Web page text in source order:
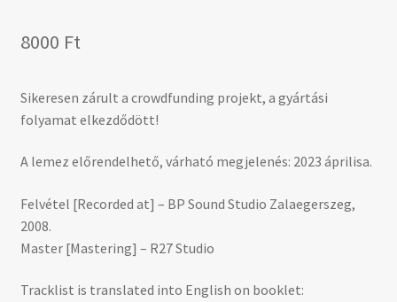
8000 Ft
Sikeresen zárult a crowdfunding projekt, a gyártási
folyamat elkezdődött!
A lemez előrendelhető, várható megjelenés: 2023 áprilisa.
Felvétel [Recorded at] – BP Sound Studio Zalaegerszeg,
2008.
Master [Mastering] – R27 Studio
Tracklist is translated into English on booklet: